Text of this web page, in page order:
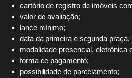
cartório de registro de imóveis
valor de avaliação;
lance mínimo;
data da primeira e segunda praça,
modalidade presencial, eletrônica
forma de pagamento;
possibilidade de parcelamento;